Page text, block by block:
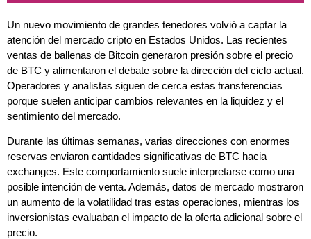
Un nuevo movimiento de grandes tenedores volvió a captar la
atención del mercado cripto en Estados Unidos. Las recientes
ventas de ballenas de Bitcoin generaron presión sobre el precio
de BTC y alimentaron el debate sobre la dirección del ciclo actual.
Operadores y analistas siguen de cerca estas transferencias
porque suelen anticipar cambios relevantes en la liquidez y el
sentimiento del mercado.
Durante las últimas semanas, varias direcciones con enormes
reservas enviaron cantidades significativas de BTC hacia
exchanges. Este comportamiento suele interpretarse como una
posible intención de venta. Además, datos de mercado mostraron
un aumento de la volatilidad tras estas operaciones, mientras los
inversionistas evaluaban el impacto de la oferta adicional sobre el
precio.